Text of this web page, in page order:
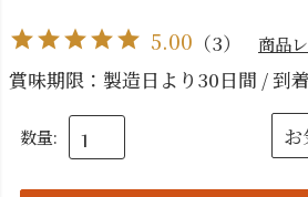
5.00 （3） 商品
賞味期限：製造日より30日間 / 到